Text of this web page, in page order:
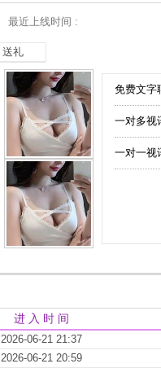
最近上线时间 :
送礼
免费文
一对多
一对一
进 入 时 间
2026-06-21 21:37
2026-06-21 20:59